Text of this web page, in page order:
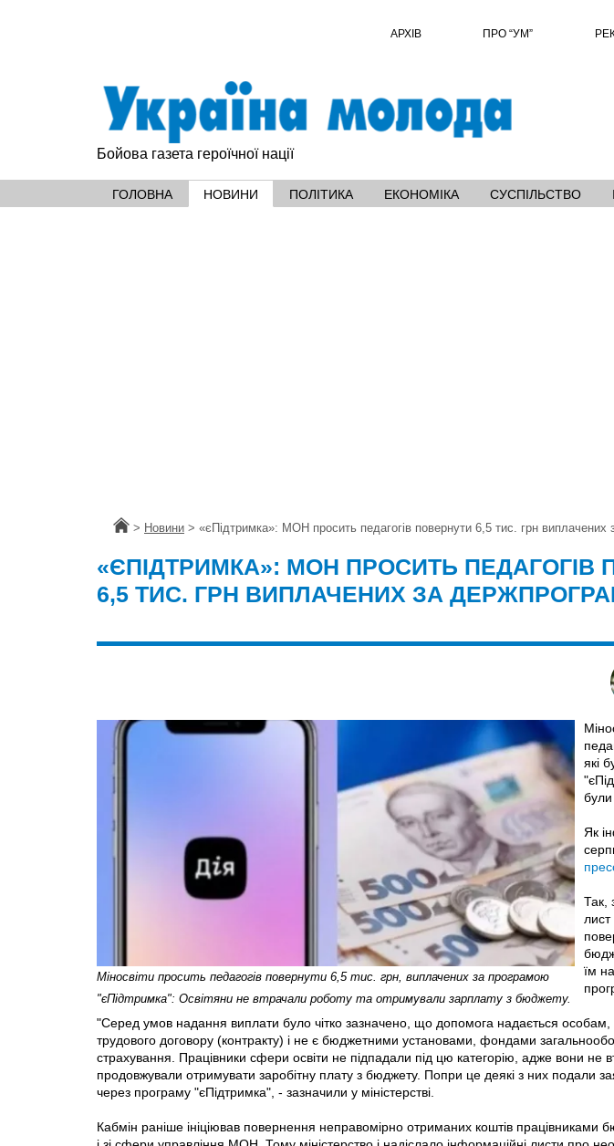
АРХІВ ПРО “УМ”
Бойова газета героїчної нації
ГОЛОВНА НОВИНИ ПОЛІТИКА ЕКОНОМІКА СУСПІЛЬСТВО
Головна
> Новини > «єПідтримка»: МОН просить педагогів повернути 6,5 тис. грн
«ЄПІДТРИМКА»: МОН ПРОСИТЬ ПЕДАГОГІВ
6,5 ТИС. ГРН ВИПЛАЧЕНИХ ЗА
Міносвіти просить педагогів повернути 6,5 тис. грн, виплачених за програмою
"єПідтримка": Освітяни не втрачали роботу та отримували зарплату з бюджету.
які
були
Як
Так,
лист
їм
"Серед умов надання виплати було чітко зазначено, що допомога надається
трудового договору (контракту) і не є бюджетними установами, фондами
страхування. Працівники сфери освіти не підпадали під цю категорію, адже вони не
продовжували отримувати заробітну плату з бюджету. Попри це деякі з них подали
через програму "єПідтримка", - зазначили у міністерстві.
Кабмін раніше ініціював повернення неправомірно отриманих коштів працівниками